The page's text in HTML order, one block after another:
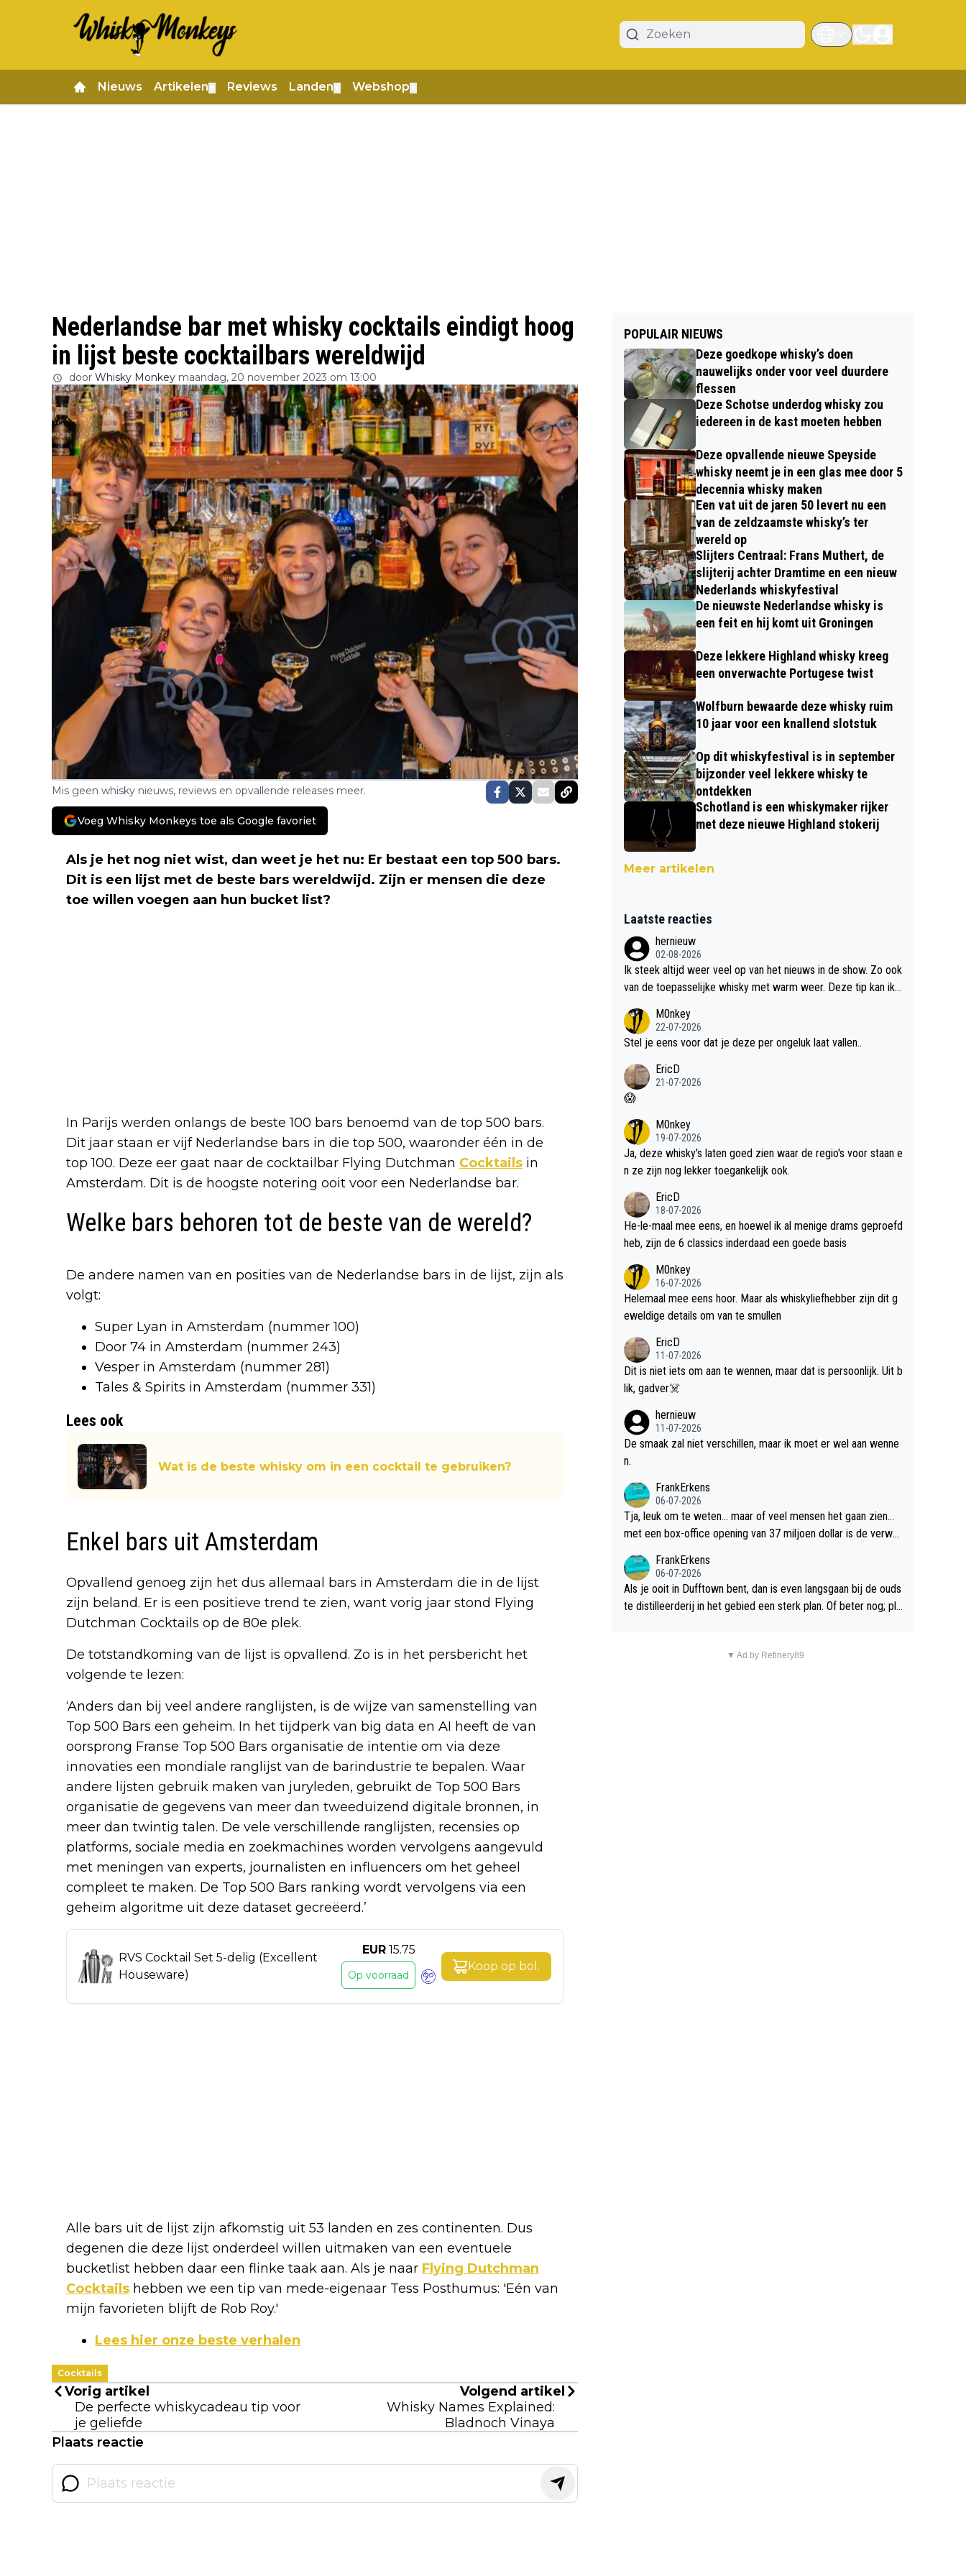
Nieuws Artikelen Reviews Landen Webshop
Nederlandse bar met whisky cocktails eindigt hoog
in lijst beste cocktailbars wereldwijd
door Whisky Monkey maandag, 20 november 2023 om 13:00
Mis geen whisky nieuws, reviews en opvallende releases meer.
Voeg Whisky Monkeys toe als Google favoriet
Als je het nog niet wist, dan weet je het nu: Er bestaat een top 500 bars.
Dit is een lijst met de beste bars wereldwijd. Zijn er mensen die deze
toe willen voegen aan hun bucket list?
In Parijs werden onlangs de beste 100 bars benoemd van de top 500 bars.
Dit jaar staan er vijf Nederlandse bars in die top 500, waaronder één in de
top 100. Deze eer gaat naar de cocktailbar Flying Dutchman Cocktails in
Amsterdam. Dit is de hoogste notering ooit voor een Nederlandse bar.
Welke bars behoren tot de beste van de wereld?
De andere namen van en posities van de Nederlandse bars in de lijst, zijn als
volgt:
Super Lyan in Amsterdam (nummer 100)
Door 74 in Amsterdam (nummer 243)
Vesper in Amsterdam (nummer 281)
Tales & Spirits in Amsterdam (nummer 331)
Lees ook
Wat is de beste whisky om in een cocktail te gebruiken?
Enkel bars uit Amsterdam
Opvallend genoeg zijn het dus allemaal bars in Amsterdam die in de lijst
zijn beland. Er is een positieve trend te zien, want vorig jaar stond Flying
Dutchman Cocktails op de 80e plek.
De totstandkoming van de lijst is opvallend. Zo is in het persbericht het
volgende te lezen:
‘Anders dan bij veel andere ranglijsten, is de wijze van samenstelling van
Top 500 Bars een geheim. In het tijdperk van big data en AI heeft de van
oorsprong Franse Top 500 Bars organisatie de intentie om via deze
innovaties een mondiale ranglijst van de barindustrie te bepalen. Waar
andere lijsten gebruik maken van juryleden, gebruikt de Top 500 Bars
organisatie de gegevens van meer dan tweeduizend digitale bronnen, in
meer dan twintig talen. De vele verschillende ranglijsten, recensies op
platforms, sociale media en zoekmachines worden vervolgens aangevuld
met meningen van experts, journalisten en influencers om het geheel
compleet te maken. De Top 500 Bars ranking wordt vervolgens via een
geheim algoritme uit deze dataset gecreëerd.’
RVS Cocktail Set 5-delig (Excellent
Houseware)
EUR 15.75
Op voorraad
Koop op bol .
Alle bars uit de lijst zijn afkomstig uit 53 landen en zes continenten. Dus
degenen die deze lijst onderdeel willen uitmaken van een eventuele
bucketlist hebben daar een flinke taak aan. Als je naar Flying Dutchman
Cocktails hebben we een tip van mede-eigenaar Tess Posthumus: 'Eén van
mijn favorieten blijft de Rob Roy.'
Lees hier onze beste verhalen
Cocktails
Vorig artikel
De perfecte whiskycadeau tip voor
je geliefde
Volgend artikel
Whisky Names Explained:
Bladnoch Vinaya
Plaats reactie
POPULAIR NIEUWS
Deze goedkope whisky’s doen
nauwelijks onder voor veel duurdere
flessen
Deze Schotse underdog whisky zou
iedereen in de kast moeten hebben
Deze opvallende nieuwe Speyside
whisky neemt je in een glas mee door 5
decennia whisky maken
Een vat uit de jaren 50 levert nu een
van de zeldzaamste whisky’s ter
wereld op
Slijters Centraal: Frans Muthert, de
slijterij achter Dramtime en een nieuw
Nederlands whiskyfestival
De nieuwste Nederlandse whisky is
een feit en hij komt uit Groningen
Deze lekkere Highland whisky kreeg
een onverwachte Portugese twist
Wolfburn bewaarde deze whisky ruim
10 jaar voor een knallend slotstuk
Op dit whiskyfestival is in september
bijzonder veel lekkere whisky te
ontdekken
Schotland is een whiskymaker rijker
met deze nieuwe Highland stokerij
Meer artikelen
Laatste reacties
hernieuw
02-08-2026
Ik steek altijd weer veel op van het nieuws in de show. Zo ook
van de toepasselijke whisky met warm weer. Deze tip kan ik
M0nkey
22-07-2026
Stel je eens voor dat je deze per ongeluk laat vallen..
EricD
21-07-2026
😱
M0nkey
19-07-2026
Ja, deze whisky's laten goed zien waar de regio's voor staan e
n ze zijn nog lekker toegankelijk ook.
EricD
18-07-2026
He-le-maal mee eens, en hoewel ik al menige drams geproefd
heb, zijn de 6 classics inderdaad een goede basis
M0nkey
16-07-2026
Helemaal mee eens hoor. Maar als whiskyliefhebber zijn dit g
eweldige details om van te smullen
EricD
11-07-2026
Dit is niet iets om aan te wennen, maar dat is persoonlijk. Uit b
lik, gadver☠️
hernieuw
11-07-2026
De smaak zal niet verschillen, maar ik moet er wel aan wenne
n.
FrankErkens
06-07-2026
Tja, leuk om te weten... maar of veel mensen het gaan zien...
met een box-office opening van 37 miljoen dollar is de verwa
FrankErkens
06-07-2026
Als je ooit in Dufftown bent, dan is even langsgaan bij de ouds
te distilleerderij in het gebied een sterk plan. Of beter nog; pla
▼ Ad by Refinery89